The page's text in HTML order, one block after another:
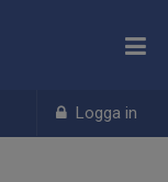
Logga in